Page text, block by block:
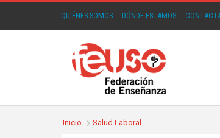
QUIÉNES SOMOS · DÓNDE ESTAMOS ·
Inicio Salud Laboral